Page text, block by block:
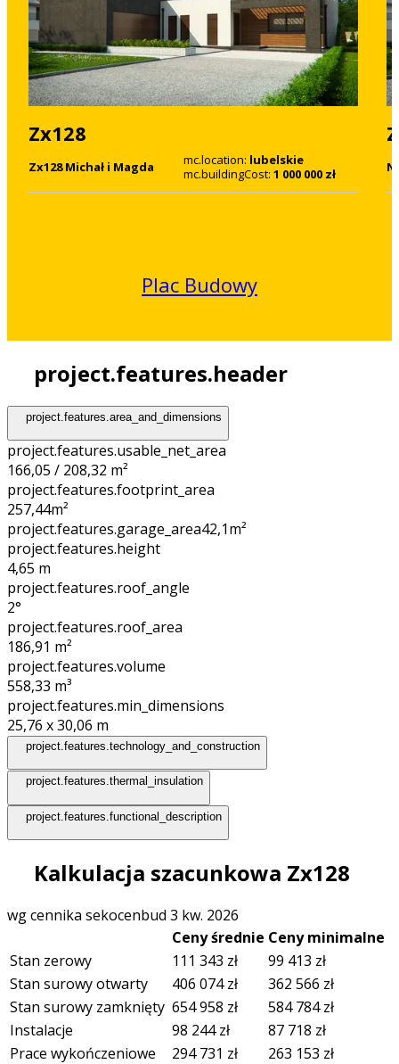
Zx128
Zx128 Michał i Magda mc.location: lubelskie
mc.buildingCost: 1 000 000 zł
Plac Budowy
project.features.header
project.features.area_and_dimensions
project.features.usable_net_area
166,05 / 208,32 m²
project.features.footprint_area
257,44m²
project.features.garage_area42,1m²
project.features.height
4,65 m
project.features.roof_angle
2°
project.features.roof_area
186,91 m²
project.features.volume
558,33 m³
project.features.min_dimensions
25,76 x 30,06 m
project.features.technology_and_construction
project.features.thermal_insulation
project.features.functional_description
Kalkulacja szacunkowa Zx128
wg cennika sekocenbud 3 kw. 2026
Ceny średnie Ceny minimalne
Stan zerowy
111 343 zł 99 413 zł
Stan surowy otwarty
406 074zł 362 566 zł
Stan surowy zamknięty 654 958 zł 584 784zł
Instalacje
98 244zł 87 718 zł
Prace wykończeniowe
294 731 zł 263 153 zł